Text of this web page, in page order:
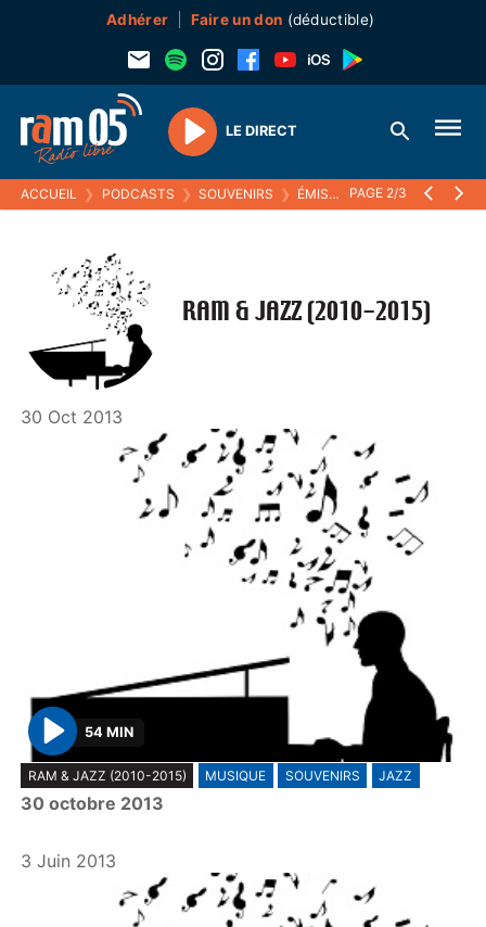
Adhérer Faire un don (déductible)
Play
LE DIRECT
ACCUEIL ❯ PODCASTS ❯ SOUVENIRS ❯ ÉMISSIONS MUSICALES (SOUVENIRS) PAGE 2/3
RAM & JAZZ (2010-2015)
30 Oct 2013
P
l
a
54 MIN
RAM & JAZZ (2010-2015) MUSIQUE SOUVENIRS JAZZ
30 octobre 2013
3 Juin 2013